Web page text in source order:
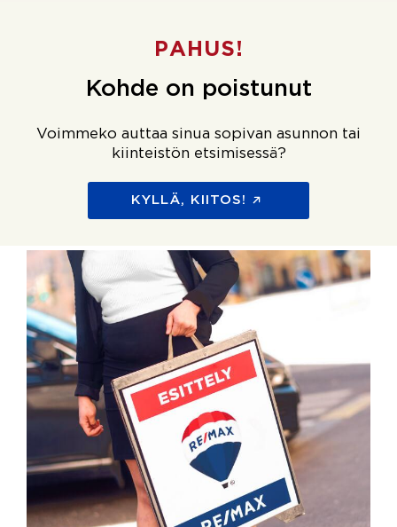
PAHUS!
Kohde on poistunut
Voimmeko auttaa sinua sopivan asunnon tai
kiinteistön etsimisessä?
KYLLÄ, KIITOS!